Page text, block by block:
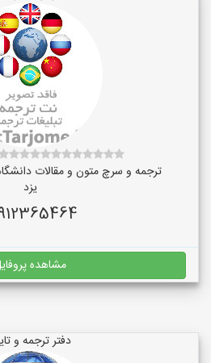
ترجمه و سرچ متون و مقالات
یزد
مشاهده
دفتر ترجمه و